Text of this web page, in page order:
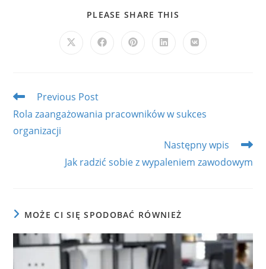
PLEASE SHARE THIS
Opens
Opens Opens Opens Opens
Read
more
articles
Previous Post
Rola zaangażowania pracowników w sukces
organizacji
Następny wpis
Jak radzić sobie z wypaleniem zawodowym
MOŻE CI SIĘ SPODOBAĆ RÓWNIEŻ